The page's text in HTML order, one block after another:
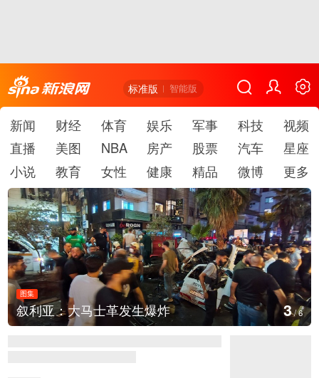
标准版 智能版
新闻 财经 体育 娱乐 军事 科技
视频
直播
美图 NBA 房产 股票 汽车
星座
小说
教育 女性 健康 精品 微博 更多
图集
叙利亚：大马士革发生爆炸 3/6